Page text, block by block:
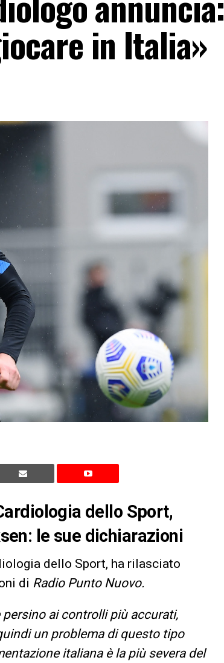
in Italia»
dello Sport,
le sue dichiarazioni
dello Sport, ha rilasciato
di Radio Punto Nuovo.
ai controlli più accurati,
un problema di questo tipo
italiana è la più severa del